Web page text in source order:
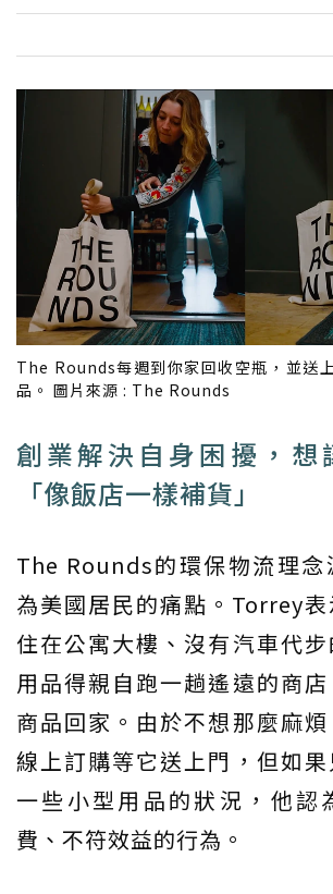
The Rounds每週到你家回收空瓶，並送
品。 圖片來源 : The Rounds
創業解決自身困擾，想
「像飯店一樣補貨」
The Rounds的環保物流理念
為美國居民的痛點。Torrey
住在公寓大樓、沒有汽車代
用品得親自跑一趟遙遠的商
商品回家。由於不想那麼麻
線上訂購等它送上門，但如
一些小型用品的狀況，他認
費、不符效益的行為。